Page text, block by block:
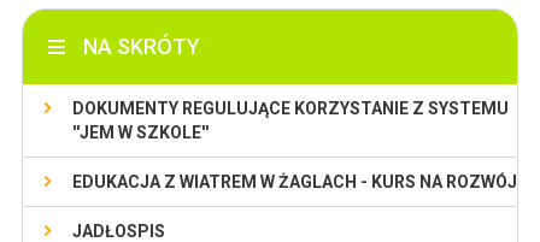
NA SKRÓTY
DOKUMENTY REGULUJĄCE KORZYSTANIE Z SYSTEMU
''JEM W SZKOLE''
EDUKACJA Z WIATREM W ŻAGLACH - KURS NA ROZWÓJ
JADŁOSPIS